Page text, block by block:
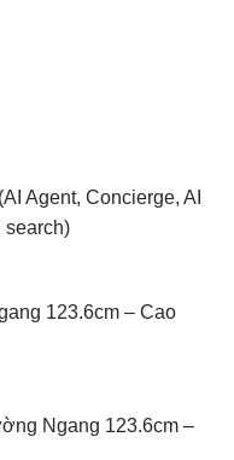
Agent, Concierge, AI
search)
123.6cm – Cao
Ngang 123.6cm –